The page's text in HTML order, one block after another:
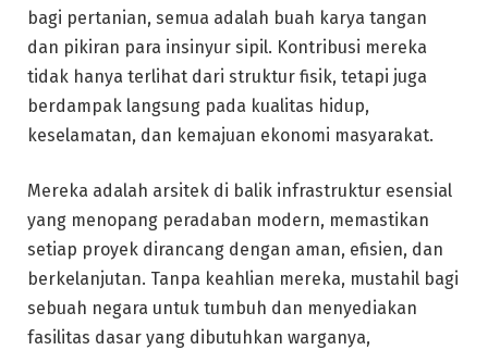
bagi pertanian, semua adalah buah karya tangan
dan pikiran para insinyur sipil. Kontribusi mereka
tidak hanya terlihat dari struktur fisik, tetapi juga
berdampak langsung pada kualitas hidup,
keselamatan, dan kemajuan ekonomi masyarakat.
Mereka adalah arsitek di balik infrastruktur esensial
yang menopang peradaban modern, memastikan
setiap proyek dirancang dengan aman, efisien, dan
berkelanjutan. Tanpa keahlian mereka, mustahil bagi
sebuah negara untuk tumbuh dan menyediakan
fasilitas dasar yang dibutuhkan warganya,